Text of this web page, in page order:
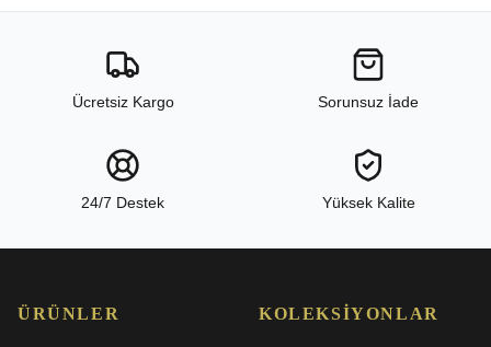
Ücretsiz Kargo Sorunsuz İade
24/7 Destek Yüksek Kalite
ÜRÜNLER KOLEKSIYONLAR